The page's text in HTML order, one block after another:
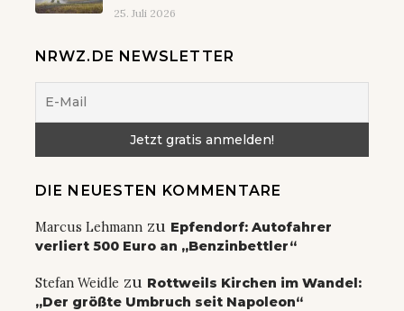
25. Juli 2026
NRWZ.DE NEWSLETTER
DIE NEUESTEN KOMMENTARE
Marcus Lehmann zu Epfendorf: Autofahrer
verliert 500 Euro an „Benzinbettler“
Stefan Weidle zu Rottweils Kirchen im Wandel:
„Der größte Umbruch seit Napoleon“